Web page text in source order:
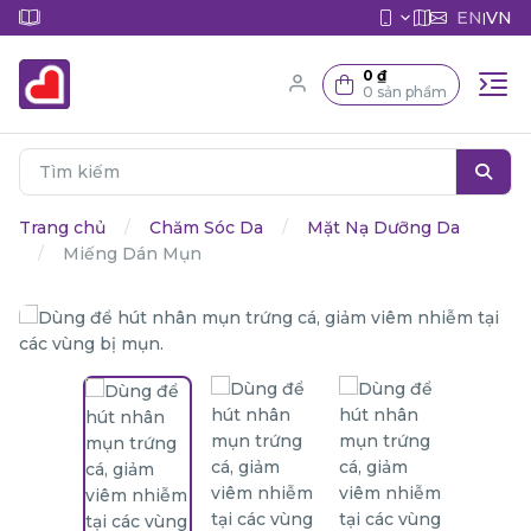
EN|VN
0 ₫
0 sản phẩm
Trang chủ Chăm Sóc Da
Mặt Nạ Dưỡng Da
Miếng Dán Mụn